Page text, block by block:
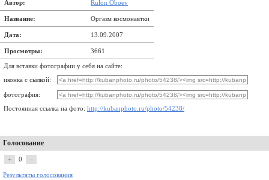
Автор: Rulon Oboev
Название: Оргазм космонавтки
Дата: 13.09.2007
Просмотры: 3661
Для вставки фотографии у себя на сайте:
иконка с сылкой:
фотография:
Постоянная ссылка на фото: http://kubanphoto.ru/photo/54238/
Голосование
+ 0 –
Результаты голосования